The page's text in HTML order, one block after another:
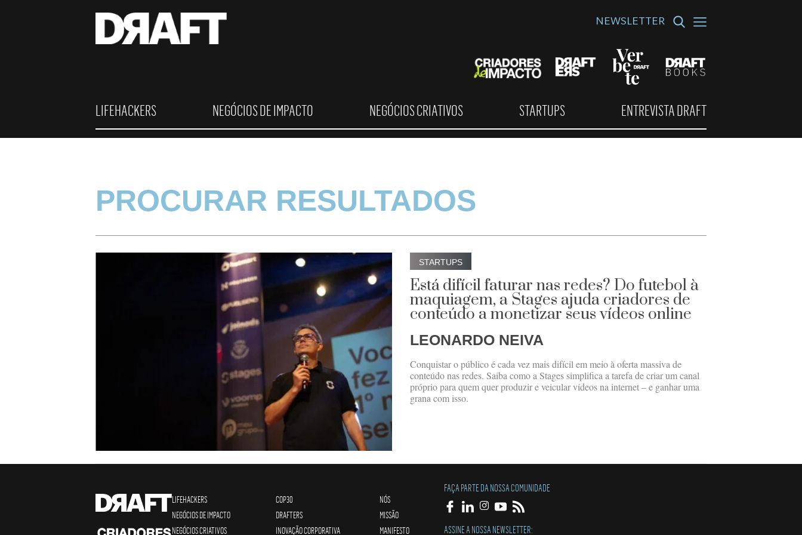
NEWSLETTER
LIFEHACKERS NEGÓCIOS DE IMPACTO NEGÓCIOS CRIATIVOS STARTUPS ENTREVISTA DRAFT
PROCURAR RESULTADOS
STARTUPS
Está difícil faturar nas redes? Do futebol à
maquiagem, a Stages ajuda criadores de
conteúdo a monetizar seus vídeos online
LEONARDO NEIVA
Conquistar o público é cada vez mais difícil em meio à oferta massiva de
conteúdo nas redes. Saiba como a Stages simplifica a tarefa de criar um canal
próprio para quem quer produzir e veicular vídeos na internet – e ganhar uma
grana com isso.
LIFEHACKERS
NEGÓCIOS DE IMPACTO
NEGÓCIOS CRIATIVOS
COP30
DRAFTERS
INOVAÇÃO CORPORATIVA
NÓS
MISSÃO
MANIFESTO
FAÇA PARTE DA NOSSA COMUNIDADE
ASSINE A NOSSA NEWSLETTER: